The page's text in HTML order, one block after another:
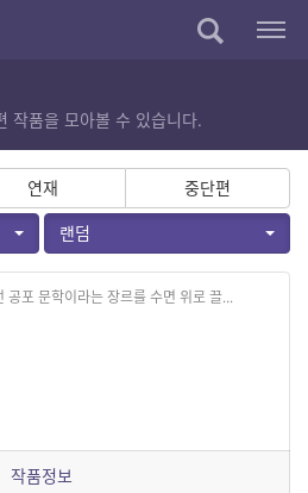
작품을 모아볼 수 있습니다.
연재
중단편
랜덤
공포 문학이라는 장르를 수면 위로 끌...
작품정보